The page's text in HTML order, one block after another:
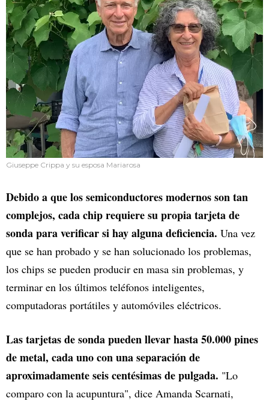
Giuseppe Crippa y su esposa Mariarosa
Debido a que los semiconductores modernos son tan
complejos, cada chip requiere su propia tarjeta de
sonda para verificar si hay alguna deficiencia. Una vez
que se han probado y se han solucionado los problemas,
los chips se pueden producir en masa sin problemas, y
terminar en los últimos teléfonos inteligentes,
computadoras portátiles y automóviles eléctricos.
Las tarjetas de sonda pueden llevar hasta 50.000 pines
de metal, cada uno con una separación de
aproximadamente seis centésimas de pulgada. "Lo
comparo con la acupuntura", dice Amanda Scarnati,